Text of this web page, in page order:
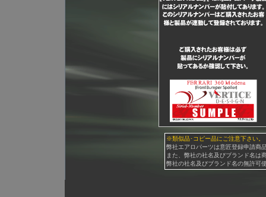
※類似品･コピー品にご注意下さい。
弊社エアロパーツは意匠登録申請商
また、弊社の社名及びブランド名は
弊社の社名及びブランド名の無許可